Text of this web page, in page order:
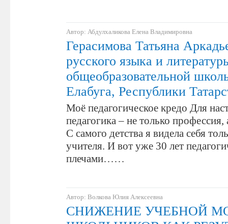
Автор: Абдулхаликова Елена Владимировна
Герасимова Татьяна
русского языка и
общеобразовательной
Елабуга, Республики
Моё педагогическое кредо Для
педагогика – не только
С самого детства я видела себя
учителя. И вот уже 30 лет
плечами……
Автор: Волкова Юлия Алексеевна
СНИЖЕНИЕ УЧЕБНОЙ